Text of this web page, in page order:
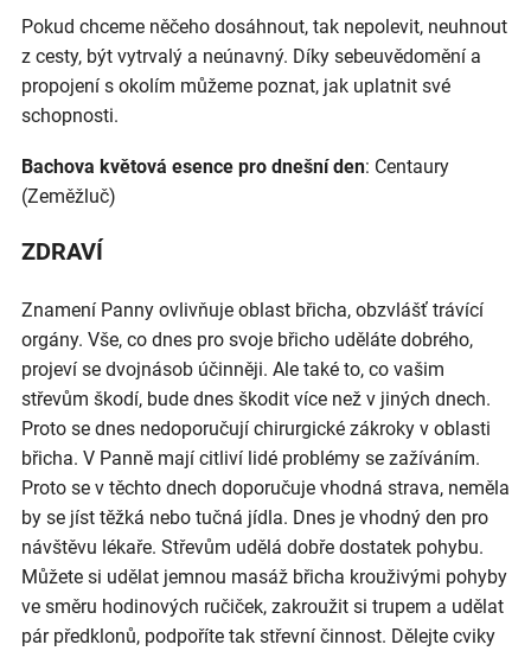
Pokud chceme něčeho dosáhnout, tak nepolevit, neuhnout
z cesty, být vytrvalý a neúnavný. Díky sebeuvědomění a
propojení s okolím můžeme poznat, jak uplatnit své
schopnosti.
Bachova květová esence pro dnešní den: Centaury
(Zeměžluč)
ZDRAVÍ
Znamení Panny ovlivňuje oblast břicha, obzvlášť trávící
orgány. Vše, co dnes pro svoje břicho uděláte dobrého,
projeví se dvojnásob účinněji. Ale také to, co vašim
střevům škodí, bude dnes škodit více než v jiných dnech.
Proto se dnes nedoporučují chirurgické zákroky v oblasti
břicha. V Panně mají citliví lidé problémy se zažíváním.
Proto se v těchto dnech doporučuje vhodná strava, neměla
by se jíst těžká nebo tučná jídla. Dnes je vhodný den pro
návštěvu lékaře. Střevům udělá dobře dostatek pohybu.
Můžete si udělat jemnou masáž břicha krouživými pohyby
ve směru hodinových ručiček, zakroužit si trupem a udělat
pár předklonů, podpoříte tak střevní činnost. Dělejte cviky